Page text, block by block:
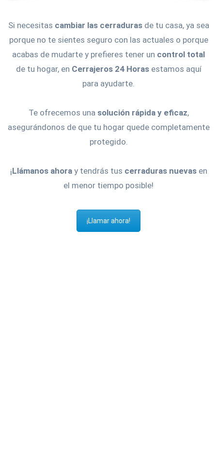
Si necesitas cambiar las cerradurasde tu casa, ya sea
porque no te sientes seguro con las actuales o porque
acabas de mudarte y prefieres tener un control total
de tu hogar, en Cerrajeros 24 Horasestamos aquí
para ayudarte.
Te ofrecemos una solución rápida y eficaz,
asegurándonos de que tu hogar quede completamente
protegido.
¡Llámanos ahoray tendrás tus cerraduras nuevasen
el menor tiempo posible!
¡Llamar ahora!